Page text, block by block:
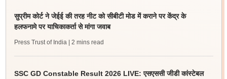
सुप्रीम कोर्ट ने जेईई की तरह नीट को सीबीटी मोड में कराने पर केंद्र के
हलफनामे पर याचिकाकर्ता से मांगा जवाब
Press Trust of India | 2 mins read
SSC GD Constable Result 2026 LIVE: एसएससी जीडी कांस्टेबल